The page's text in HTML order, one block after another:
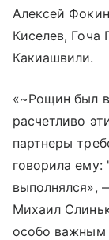
Алексей
Киселев, Гоча
Какиашвили.
«~Рощин был
расчетливо
партнеры
говорила
выполнялся»,
Михаил
особо важным